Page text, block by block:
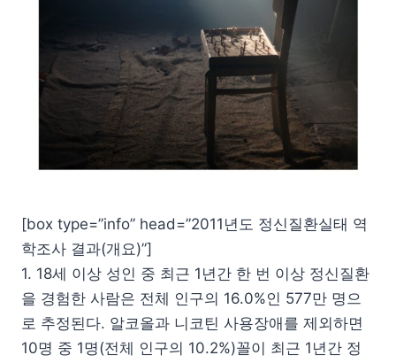
[box type=”info” head=”2011년도 정신질환실태 역
학조사 결과(개요)”]
1. 18세 이상 성인 중 최근 1년간 한 번 이상 정신질환
을 경험한 사람은 전체 인구의 16.0%인 577만 명으
로 추정된다. 알코올과 니코틴 사용장애를 제외하면
10명 중 1명(전체 인구의 10.2%)꼴이 최근 1년간 정